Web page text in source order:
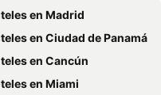
en Madrid
en Ciudad de Panamá
en Cancún
en Miami